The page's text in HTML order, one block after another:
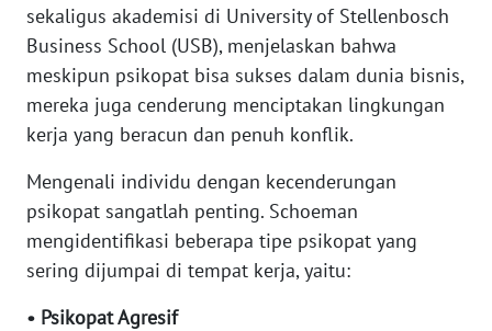
sekaligus akademisi di University of Stellenbosch
Business School (USB), menjelaskan bahwa
meskipun psikopat bisa sukses dalam dunia bisnis,
mereka juga cenderung menciptakan lingkungan
kerja yang beracun dan penuh konflik.
Mengenali individu dengan kecenderungan
psikopat sangatlah penting. Schoeman
mengidentifikasi beberapa tipe psikopat yang
sering dijumpai di tempat kerja, yaitu:
• Psikopat Agresif
WN
JABAR
BANTEN
WN
NTT